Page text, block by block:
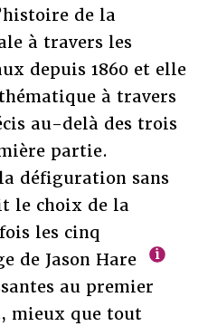
de la
à travers les
depuis 1860 et elle
à travers
au-delà des trois
partie.
défiguration sans
le choix de la
les cinq
de Jason Hare
au premier
mieux que tout